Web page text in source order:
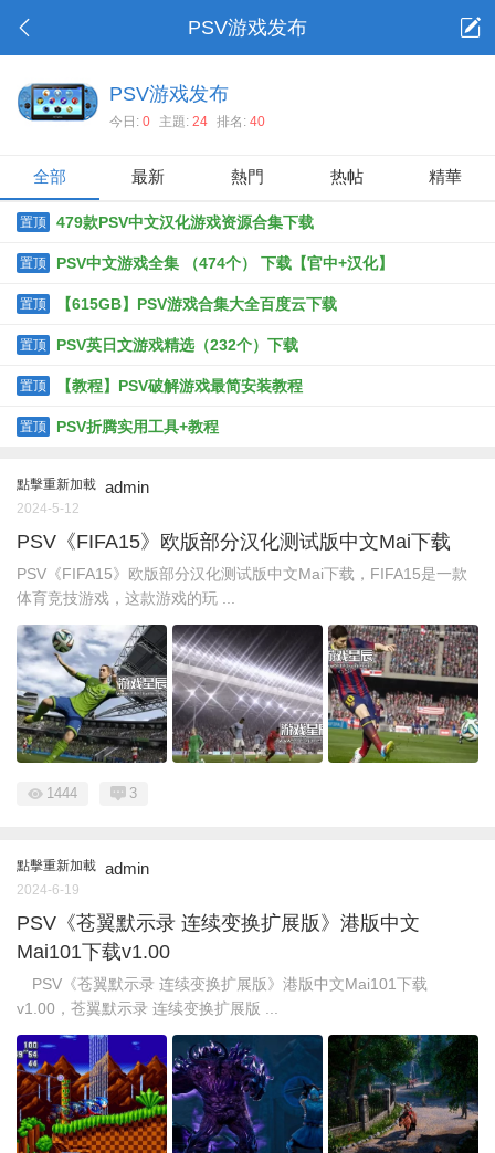
PSV游戏发布
PSV游戏发布
今日:0 主題:24 排名:40
全部 最新 熱門 热帖 精華
置顶 479款PSV中文汉化游戏资源合集下载
置顶 PSV中文游戏全集 （474个） 下载【官中+汉化】
置顶 【615GB】PSV游戏合集大全百度云下载
置顶 PSV英日文游戏精选（232个）下载
置顶 【教程】PSV破解游戏最简安装教程
置顶 PSV折腾实用工具+教程
點擊重新加載 admin
2024-5-12
PSV《FIFA15》欧版部分汉化测试版中文Mai下载
PSV《FIFA15》欧版部分汉化测试版中文Mai下载，FIFA15是一款
体育竞技游戏，这款游戏的玩 ...
1444 3
點擊重新加載 admin
2024-6-19
PSV《苍翼默示录 连续变换扩展版》港版中文
Mai101下载v1.00
PSV《苍翼默示录 连续变换扩展版》港版中文Mai101下载
v1.00，苍翼默示录 连续变换扩展版 ...